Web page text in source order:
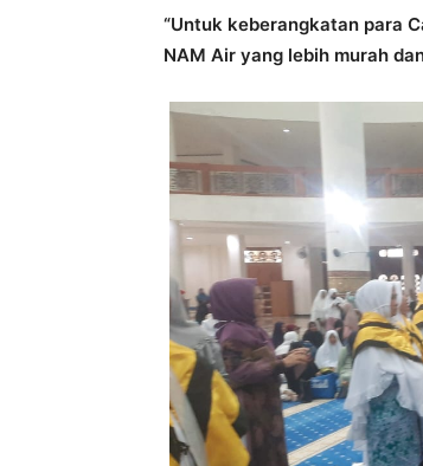
“Untuk keberangkatan para
NAM Air yang lebih murah